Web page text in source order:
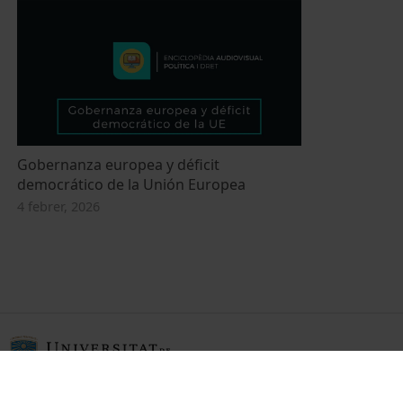
Gobernanza europea y déficit
democrático de la Unión Europea
4 febrer, 2026